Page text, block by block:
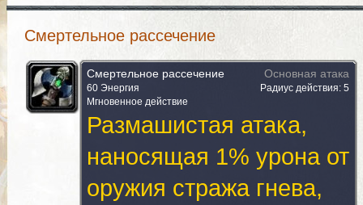
Смертельное рассечение
Смертельное рассечение Основная атака
60 Энергия
Радиус действия: 5
Мгновенное действие
Размашистая атака,
наносящая 1% урона от
оружия стража гнева,